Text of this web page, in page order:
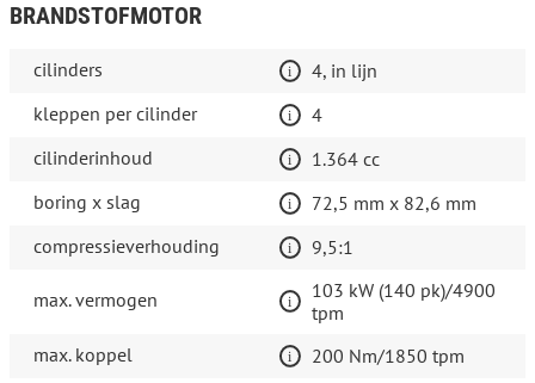
BRANDSTOFMOTOR
cilinders
4, in lijn
kleppen per cilinder
4
cilinderinhoud
1.364 cc
boring x slag
72,5 mm x 82,6 mm
compressieverhouding
9,5:1
max. vermogen
103 kW (140 pk)/4900
tpm
max. koppel
200 Nm/1850 tpm